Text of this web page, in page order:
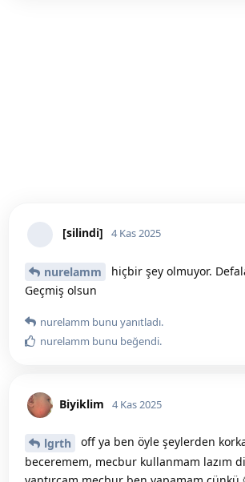
[silindi] 4 Kas 2025
nurelamm
hiçbir şey olmuyor.
Geçmiş olsun
nurelamm bunu yanıtladı.
nurelamm bunu beğendi.
Biyiklim 4 Kas 2025
lgrth
off ya ben öyle şeylerden
beceremem, mecbur kullanmam lazım